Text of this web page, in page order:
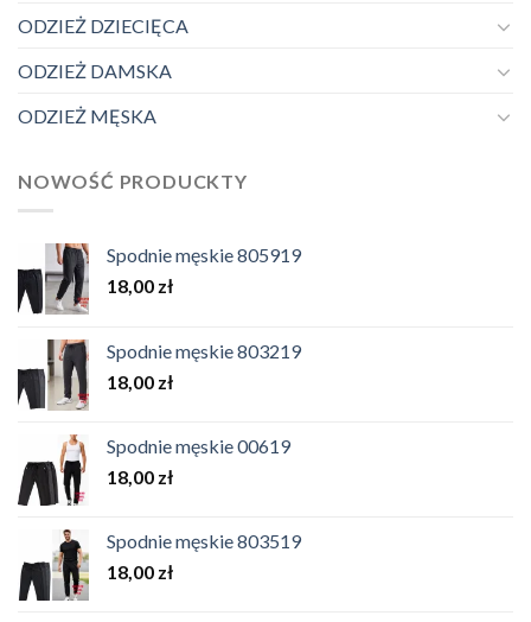
ODZIEŻ DZIECIĘCA
ODZIEŻ DAMSKA
ODZIEŻ MĘSKA
NOWOŚĆ PRODUCKTY
Spodnie męskie 805919
18,00 zł
Spodnie męskie 803219
18,00 zł
Spodnie męskie 00619
18,00 zł
Spodnie męskie 803519
18,00 zł